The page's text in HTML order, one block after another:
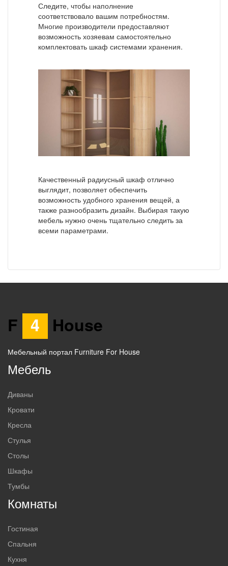
Следите, чтобы наполнение
соответствовало вашим потребностям.
Многие производители предоставляют
возможность хозяевам самостоятельно
комплектовать шкаф системами хранения.
Качественный радиусный шкаф отлично
выглядит, позволяет обеспечить
возможность удобного хранения вещей, а
также разнообразить дизайн. Выбирая такую
мебель нужно очень тщательно следить за
всеми параметрами.
F 4 House
Мебельный портал Furniture For House
Мебель
Диваны
Кровати
Кресла
Стулья
Столы
Шкафы
Тумбы
Комнаты
Гостиная
Спальня
Кухня